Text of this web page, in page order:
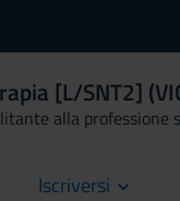
[L/SNT2]
alla professione
Iscriversi